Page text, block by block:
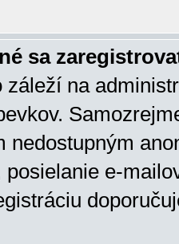
sa
záleží na
nedostupným
posielanie e-